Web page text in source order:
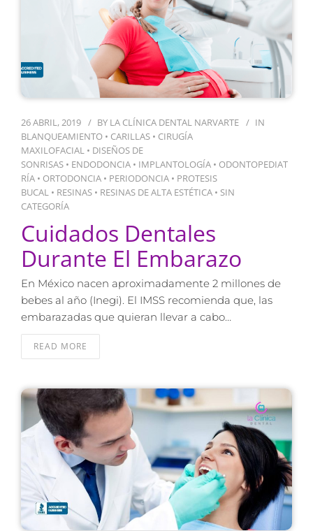
26 ABRIL, 2019 BY LA CLÍNICA DENTAL NARVARTE
IN
BLANQUEAMIENTO • CARILLAS • CIRUGÍA
MAXILOFACIAL • DISEÑOS DE
SONRISAS • ENDODONCIA • IMPLANTOLOGÍA • ODONTOPEDIAT
RÍA • ORTODONCIA • PERIODONCIA • PROTESIS
BUCAL • RESINAS • RESINAS DE ALTA ESTÉTICA • SIN
CATEGORÍA
Cuidados Dentales
Durante El Embarazo
En México nacen aproximadamente 2 millones de
bebes al año (Inegi). El IMSS recomienda que, las
embarazadas que quieran llevar a cabo…
READ MORE